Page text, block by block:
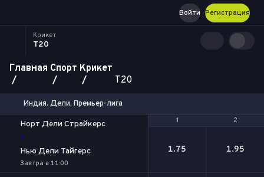
Регистрация
Войти
Крикет
T20
Главная Спорт Крикет
T20
Индия. Дели. Премьер-лига
1 2
Норт Дели Страйкерс
-
Нью Дели Тайгерс
Завтра в 11:00
1 2
1.75 1.95